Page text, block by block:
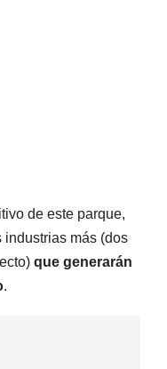
de este parque,
más (dos
que generarán
.